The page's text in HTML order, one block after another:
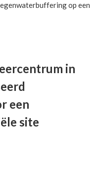
op een
in
een
site